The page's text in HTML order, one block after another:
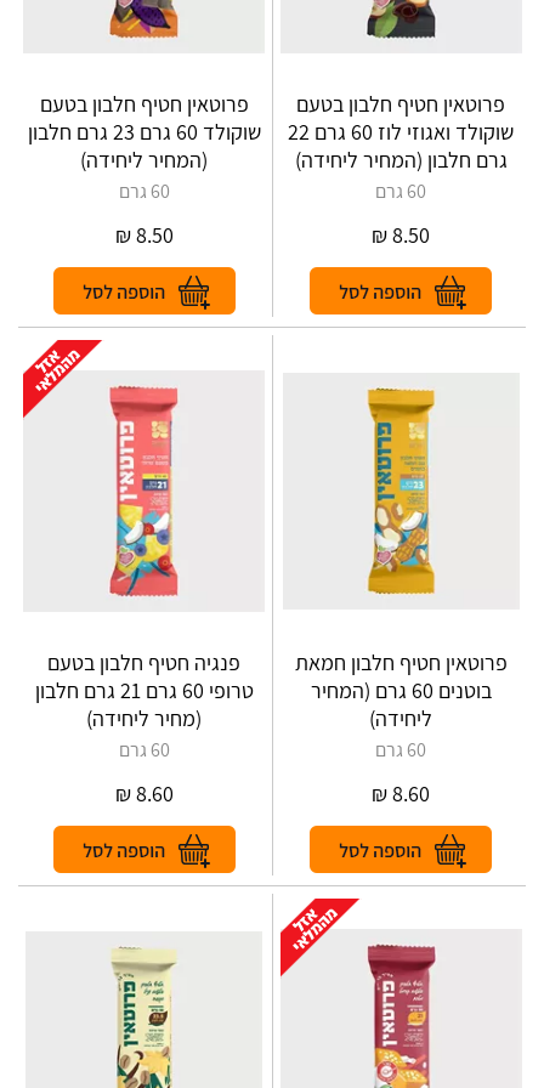
פרוטאין חטיף חלבון בטעם
שוקולד ואגוזי לוז 60 גרם 22
גרם חלבון (המחיר ליחידה)
60 גרם
8.50
₪
פרוטאין חטיף חלבון בטעם
שוקולד 60 גרם 23 גרם חלבון
(המחיר ליחידה)
60 גרם
8.50
₪
פרוטאין חטיף חלבון חמאת
בוטנים 60 גרם (המחיר
ליחידה)
60 גרם
8.60
₪
פנגיה חטיף חלבון בטעם
טרופי 60 גרם 21 גרם חלבון
(מחיר ליחידה)
60 גרם
8.60
₪